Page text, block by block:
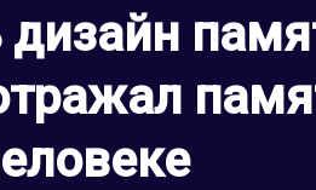
дизайн